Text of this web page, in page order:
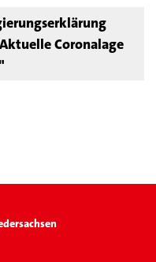
Coronalage